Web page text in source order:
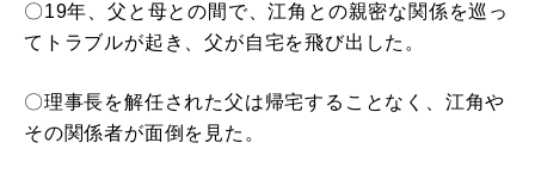
〇19年、父と母との間で、江角との親密な関係を巡っ
てトラブルが起き、父が自宅を飛び出した。
〇理事長を解任された父は帰宅することなく、江角や
その関係者が面倒を見た。